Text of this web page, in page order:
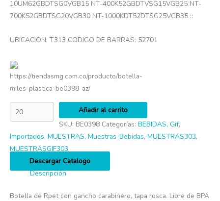
10UM62GBDTSG0VGB15 NT-400K52GBDTVSG15VGB25 NT-
700K52GBDTSG20VGB30 NT-1000KDT52DTSG25VGB35 ::
UBICACION: T313 CODIGO DE BARRAS: 52701
https://tiendasmg.com.co/producto/botella-
miles-plastica-be0398-az/
Añadir al carrito
SKU: BE0398 Categorías: BEBIDAS, Gif,
Importados, MUESTRAS, Muestras-Bebidas, MUESTRAS303,
MUESTRASGIF303
Descargar Catalogo
Descripción
Botella de Rpet con gancho carabinero, tapa rosca. Libre de BPA